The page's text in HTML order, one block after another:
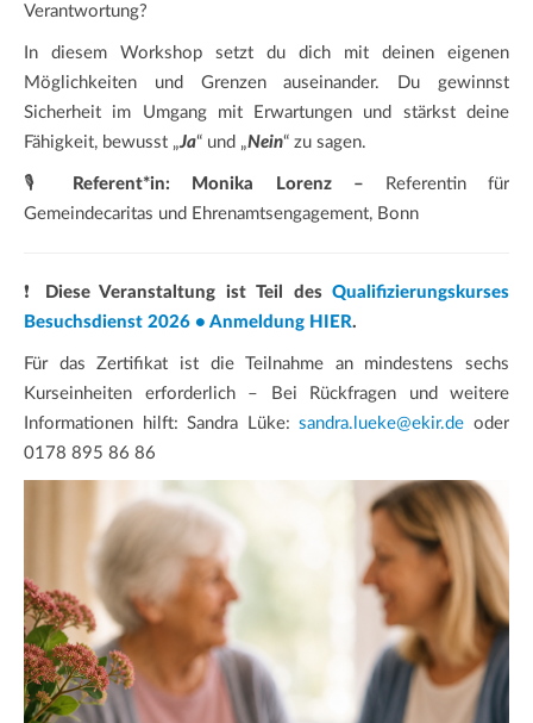
Verantwortung?
In diesem Workshop setzt du dich mit deinen eigenen
Möglichkeiten und Grenzen auseinander. Du gewinnst
Sicherheit im Umgang mit Erwartungen und stärkst deine
Fähigkeit, bewusst „Ja“ und „Nein“ zu sagen.
🎙️ Referent*in: Monika Lorenz –
Referentin für
Gemeindecaritas und Ehrenamtsengagement, Bonn
❗ Diese Veranstaltung ist Teil desQualifizierungskurses
Besuchsdienst 2026 • Anmeldung HIER.
Für das Zertifikat ist die Teilnahme an mindestens sechs
Kurseinheiten erforderlich – Bei Rückfragen und weitere
Informationen hilft: Sandra Lüke:sandra.lueke@ekir.de oder
0178 895 86 86